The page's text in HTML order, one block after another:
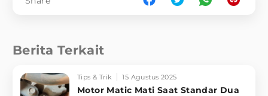
Berita Terkait
Tips & Trik 15 Agustus 2025
Motor Matic Mati Saat Standar Dua